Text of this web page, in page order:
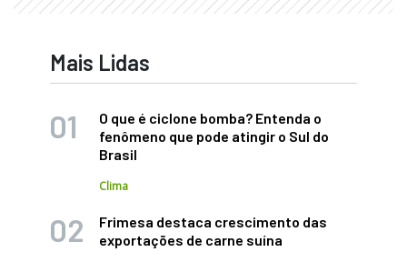
Mais Lidas
O que é ciclone bomba? Entenda o
fenômeno que pode atingir o Sul do
Brasil
Clima
Frimesa destaca crescimento das
exportações de carne suína